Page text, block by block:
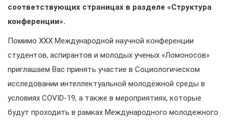
соответствующих страницах в разделе «Структура
конференции».
Помимо XXX Международной научной конференции
студентов, аспирантов и молодых ученых «Ломоносов»
приглашаем Вас принять участие в Социологическом
исследовании интеллектуальной молодёжной среды в
условиях COVID-19, а также в мероприятиях, которые
будут проходить в рамках Международного молодежного